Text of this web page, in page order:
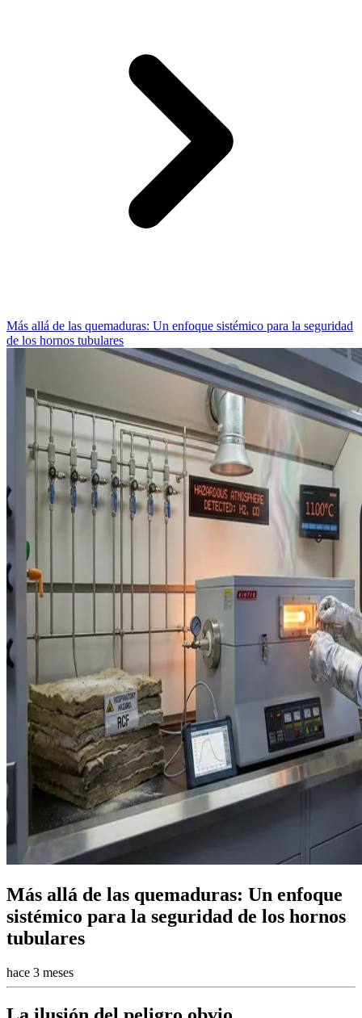
Más allá de las quemaduras: Un enfoque sistémico para la seguridad
de los hornos tubulares
Más allá de las quemaduras: Un enfoque
sistémico para la seguridad de los hornos
tubulares
hace 3 meses